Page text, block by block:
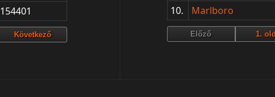
154401
10.
Marlboro